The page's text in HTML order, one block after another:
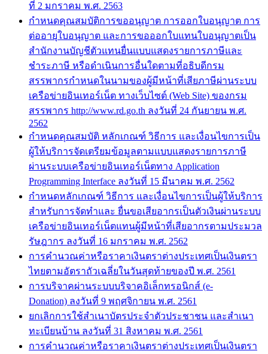
ที่ 2 มกราคม พ.ศ. 2563
กำหนดคุณสมบัติการขออนุญาต การออกใบอนุญาต การ
ต่ออายุใบอนุญาต และการขอออกใบแทนใบอนุญาตเป็น
สำนักงานบัญชีตัวแทนยื่นแบบแสดงรายการภาษีและ
ชำระภาษี หรือดำเนินการอื่นใดตามที่อธิบดีกรม
สรรพากรกำหนดในนามของผู้มีหน้าที่เสียภาษีผ่านระบบ
เครือข่ายอินเทอร์เน็ต ทางเว็บไซต์ (Web Site) ของกรม
สรรพากร http://www.rd.go.th ลงวันที่ 24 กันยายน พ.ศ.
2562
กำหนดคุณสมบัติ หลักเกณฑ์ วิธีการ และเงื่อนไขการเป็น
ผู้ให้บริการจัดเตรียมข้อมูลตามแบบแสดงรายการภาษี
ผ่านระบบเครือข่ายอินเทอร์เน็ตทาง Application
Programming Interface ลงวันที่ 15 มีนาคม พ.ศ. 2562
กำหนดหลักเกณฑ์ วิธีการ และเงื่อนไขการเป็นผู้ให้บริการ
สำหรับการจัดทำและ ยื่นขอเสียอากรเป็นตัวเงินผ่านระบบ
เครือข่ายอินเทอร์เน็ตแทนผู้มีหน้าที่เสียอากรตามประมวล
รัษฎากร ลงวันที่ 16 มกราคม พ.ศ. 2562
การคำนวณค่าหรือราคาเงินตราต่างประเทศเป็นเงินตรา
ไทยตามอัตราถัวเฉลี่ยในวันสุดท้ายของปี พ.ศ. 2561
การบริจาคผ่านระบบบริจาคอิเล็กทรอนิกส์ (e-
Donation) ลงวันที่ 9 พฤศจิกายน พ.ศ. 2561
ยกเลิกการใช้สำเนาบัตรประจำตัวประชาชน และสำเนา
ทะเบียนบ้าน ลงวันที่ 31 สิงหาคม พ.ศ. 2561
การคำนวณค่าหรือราคาเงินตราต่างประเทศเป็นเงินตรา